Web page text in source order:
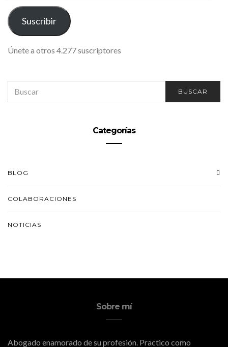
CORREO
ELECTRÓNICO
Suscribir
Únete a otros 4.277 suscriptores
FOR:
BUSCAR
Categorías
BLOG
COLABORACIONES
NOTICIAS
Sobre mí
Abogado enamorado de su profesión. Practico como